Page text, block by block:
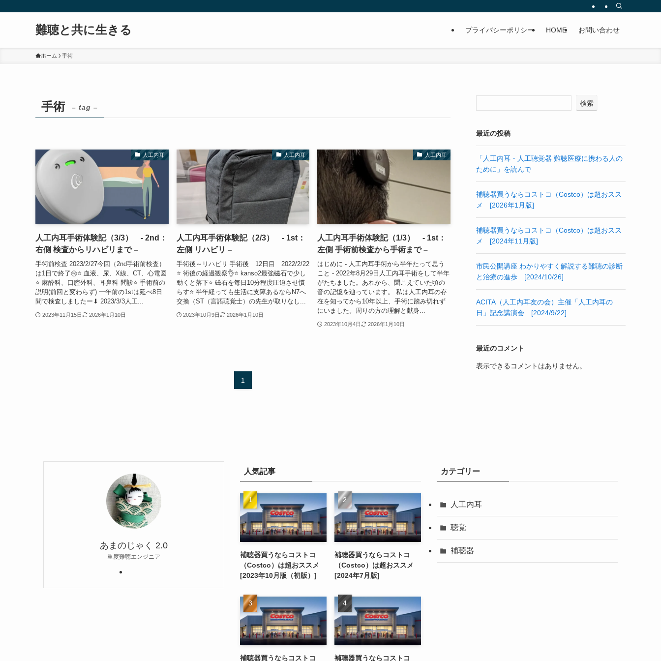
難聴と共に生きる プライバシーポリシー HOME お問い合わせ
ホーム 手術
手術 – tag –
人工内耳
人工内耳手術体験記（3/3） - 2nd：
右側 検査からリハビリまで –
手術前検査 2023/2/27今回（2nd手術前検査）
は1日で終了㊗️⭐ 血液、尿、X線、CT、心電図
⭐ 麻酔科、口腔外科、耳鼻科 問診⭐ 手術前の
説明(前回と変わらず) 一年前の1stは延べ8日
間で検査しましたー⬇ 2023/3/3人工...
2023年11月15日 2026年1月10日
人工内耳
人工内耳手術体験記（2/3） - 1st：
左側 リハビリ –
手術後～リハビリ 手術後 12日目 2022/2/22
⭐ 術後の経過観察👌⭐ kanso2最強磁石で少し
動くと落下⭐ 磁石を毎日10分程度圧迫させ慣
らす⭐ 半年経っても生活に支障あるならN7へ
交換（ST（言語聴覚士）の先生が取りなし...
2023年10月9日 2026年1月10日
人工内耳
人工内耳手術体験記（1/3） - 1st：
左側 手術前検査から手術まで –
はじめに - 人工内耳手術から半年たって思う
こと - 2022年8月29日人工内耳手術をして半年
がたちました。あれから、聞こえていた頃の
音の記憶を辿っています。 私は人工内耳の存
在を知ってから10年以上、手術に踏み切れず
にいました。周りの方の理解と献身...
2023年10月4日 2026年1月10日
1
検索
最近の投稿
「人工内耳・人工聴覚器 難聴医療に携わる人の
ために」を読んで
補聴器買うならコストコ（Costco）は超おスス
メ [2026年1月版]
補聴器買うならコストコ（Costco）は超おスス
メ [2024年11月版]
市民公開講座 わかりやすく解説する難聴の診断
と治療の進歩 [2024/10/26]
ACITA（人工内耳友の会）主催「人工内耳の
日」記念講演会 [2024/9/22]
最近のコメント
表示できるコメントはありません。
あまのじゃく 2.0
重度難聴エンジニア
人気記事
補聴器買うならコストコ
（Costco）は超おススメ
[2023年10月版（初版）]
補聴器買うならコストコ
（Costco）は超おススメ
[2024年7月版]
補聴器買うならコストコ 補聴器買うならコストコ
カテゴリー
人工内耳
聴覚
補聴器